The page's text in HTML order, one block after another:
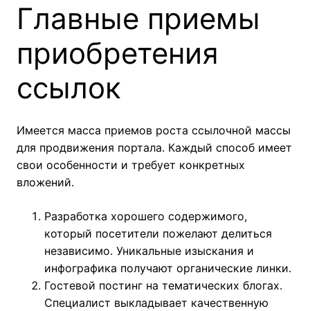
Главные приемы
приобретения
ссылок
Имеется масса приемов роста ссылочной массы
для продвижения портала. Каждый способ имеет
свои особенности и требует конкретных
вложений.
Разработка хорошего содержимого,
который посетители пожелают делиться
независимо. Уникальные изыскания и
инфографика получают органические линки.
Гостевой постинг на тематических блогах.
Специалист выкладывает качественную